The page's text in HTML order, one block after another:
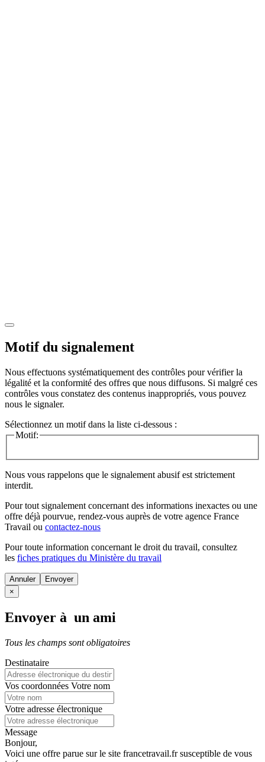
Motif du signalement
Nous effectuons systématiquement des contrôles pour vérifier la
légalité et la conformité des offres que nous diffusons. Si malgré ces
contrôles vous constatez des contenus inappropriés, vous pouvez
nous le signaler.
Sélectionnez un motif dans la liste ci-dessous :
Motif:
Nous vous rappelons que le signalement abusif est strictement
interdit.
Pour tout signalement concernant des informations inexactes ou une
offre déjà pourvue, rendez-vous auprès de votre agence France
Travail ou contactez-nous
Pour toute information concernant le droit du travail, consultez
les fiches pratiques du Ministère du travail
Annuler
×
Envoyer à un ami
Tous les champs sont obligatoires
Destinataire
Vos coordonnées Votre nom
Votre adresse électronique
Message
Bonjour,
Voici une offre parue sur le site francetravail.fr susceptible de vous